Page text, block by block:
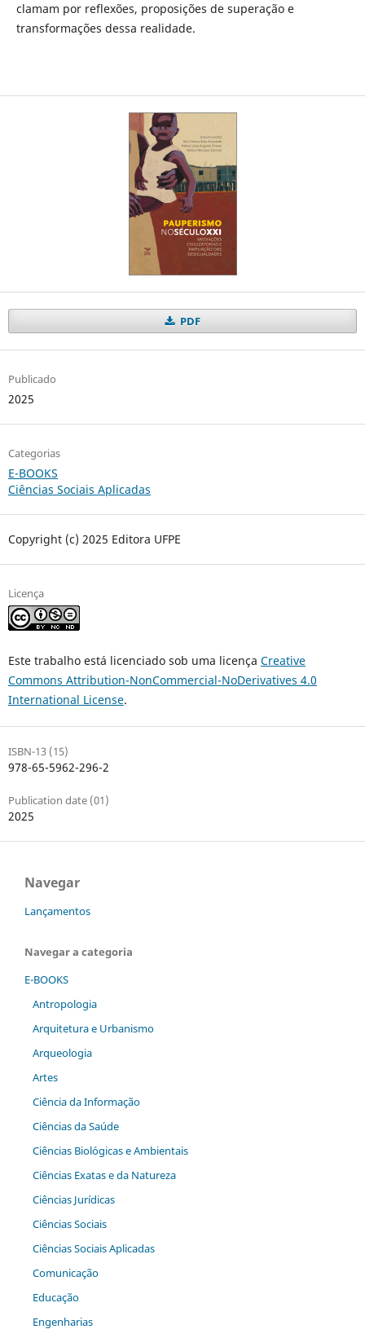
clamam por reflexões, proposições de superação e
transformações dessa realidade.
PDF
Publicado
2025
Categorias
E-BOOKS
Ciências Sociais Aplicadas
Copyright (c) 2025 Editora UFPE
Licença
Este trabalho está licenciado sob uma licença Creative
Commons Attribution-NonCommercial-NoDerivatives 4.0
International License.
ISBN-13 (15)
978-65-5962-296-2
Publication date (01)
2025
Navegar
Lançamentos
Navegar a categoria
E-BOOKS
Antropologia
Arquitetura e Urbanismo
Arqueologia
Artes
Ciência da Informação
Ciências da Saúde
Ciências Biológicas e Ambientais
Ciências Exatas e da Natureza
Ciências Jurídicas
Ciências Sociais
Ciências Sociais Aplicadas
Comunicação
Educação
Engenharias